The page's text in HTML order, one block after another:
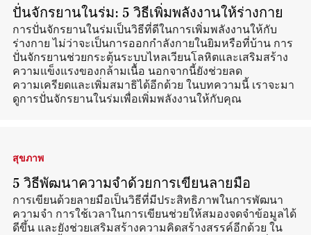
ปั่นจักรยานในร่ม: 5 วิธีเพิ่มพลังงานให้ร่างกาย
การปั่นจักรยานในร่มเป็นวิธีที่ดีในการเพิ่มพลังงานให้กับ
ร่างกาย ไม่ว่าจะเป็นการออกกำลังกายในยิมหรือที่บ้าน การ
ปั่นจักรยานช่วยกระตุ้นระบบไหลเวียนโลหิตและเสริมสร้าง
ความแข็งแรงของกล้ามเนื้อ นอกจากนี้ยังช่วยลด
ความเครียดและเพิ่มสมาธิได้อีกด้วย ในบทความนี้ เราจะมา
ดูการปั่นจักรยานในร่มเพื่อเพิ่มพลังงานให้กับคุณ
สุขภาพ
5 วิธีพัฒนาความจำด้วยการเขียนลายมือ
การเขียนด้วยลายมือเป็นวิธีที่มีประสิทธิภาพในการพัฒนา
ความจำ การใช้เวลาในการเขียนช่วยให้สมองจดจำข้อมูลได้
ดีขึ้น และยังช่วยเสริมสร้างความคิดสร้างสรรค์อีกด้วย ใน